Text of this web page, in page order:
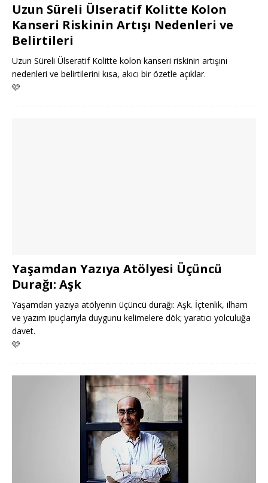
Uzun Süreli Ülseratif Kolitte Kolon
Kanseri Riskinin Artışı Nedenleri ve
Belirtileri
Uzun Süreli Ülseratif Kolitte kolon kanseri riskinin artışını
nedenleri ve belirtilerini kısa, akıcı bir özetle açıklar.
🩷
Yaşamdan Yazıya Atölyesi Üçüncü
Durağı: Aşk
Yaşamdan yazıya atölyenin üçüncü durağı: Aşk. İçtenlik, ilham
ve yazım ipuçlarıyla duygunu kelimelere dök; yaratıcı yolculuğa
davet.
🩷